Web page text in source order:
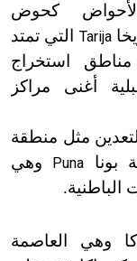
كحوض
Tarija التي تمتد
استخراج
أغنى مراكز
مثل منطقة
Puna
وهي
الباطنية.
وهي العاصمة